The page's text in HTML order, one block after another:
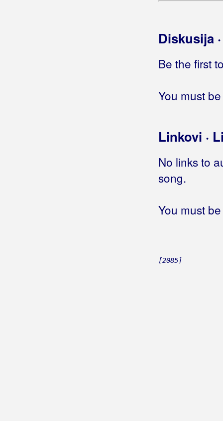
Diskusija
Be the first
You must
Linkovi ·
No links to
song.
You must
[2085]